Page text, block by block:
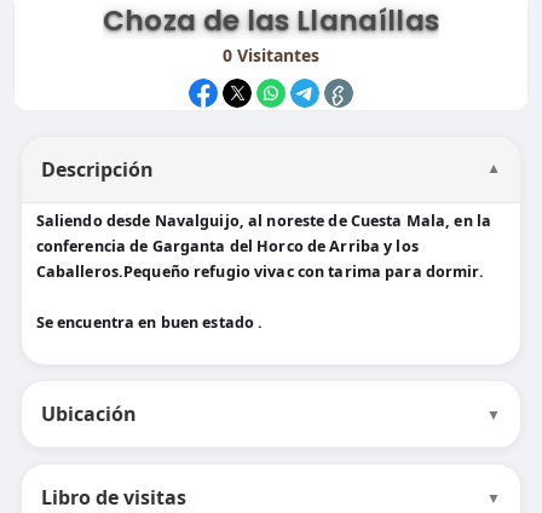
Choza de las Llanaíllas
0Visitantes
Descripción ▼
Saliendo desde Navalguijo, al noreste de Cuesta Mala, en la
conferencia de Garganta del Horco de Arriba y los
Caballeros.Pequeño refugio vivac con tarima para dormir.
Se encuentra en buen estado .
Ubicación ▼
Libro de visitas ▼